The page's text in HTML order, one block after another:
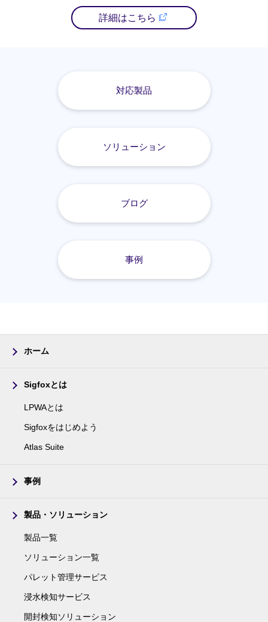
詳細はこちら
対応製品
ソリューション
ブログ
事例
ホーム
Sigfoxとは
LPWAとは
Sigfoxをはじめよう
Atlas Suite
事例
製品・ソリューション
製品一覧
ソリューション一覧
パレット管理サービス
浸水検知サービス
開封検知ソリューション